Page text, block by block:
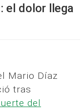
el dolor llega
Mario Díaz
tras
del